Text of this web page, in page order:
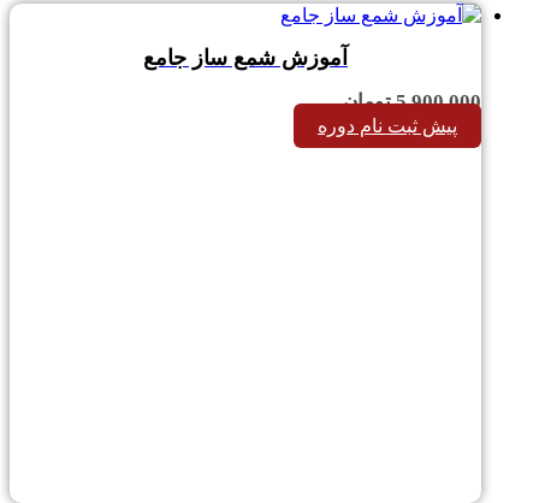
آموزش شمع ساز جامع
5,900,000 تومان
پیش ثبت نام دوره